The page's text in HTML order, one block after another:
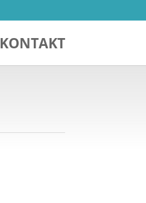
KONTAKT